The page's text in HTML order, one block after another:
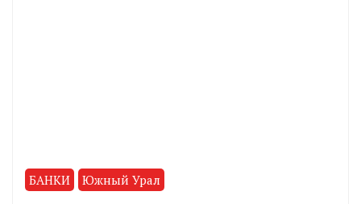
БАНКИ Южный Урал